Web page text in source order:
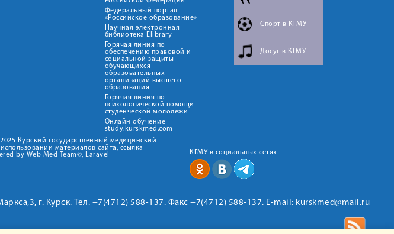
Федеральный портал
«Российское образование»
Научная электронная
библиотека Elibrary
Горячая линия по
обеспечению правовой и
социальной защиты
обучающихся
образовательных
организаций высшего
образования
Горячая линия по
психологической помощи
студенческой молодежи
Онлайн обучение
study.kurskmed.com
Спорт в КГМУ
Досуг в КГМУ
Курский государственный медицинский
материалов сайта, ссылка
by Web Med Team©, Laravel
КГМУ в социальных сетях
г. Курск. Тел. +7(4712) 588-137. Факс +7(4712) 588-137. E-mail: kurskmed@mail.ru